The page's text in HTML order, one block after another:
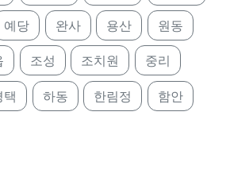
예당 완사 용산 원동
조성 조치원 중리
택 하동 한림정 함안